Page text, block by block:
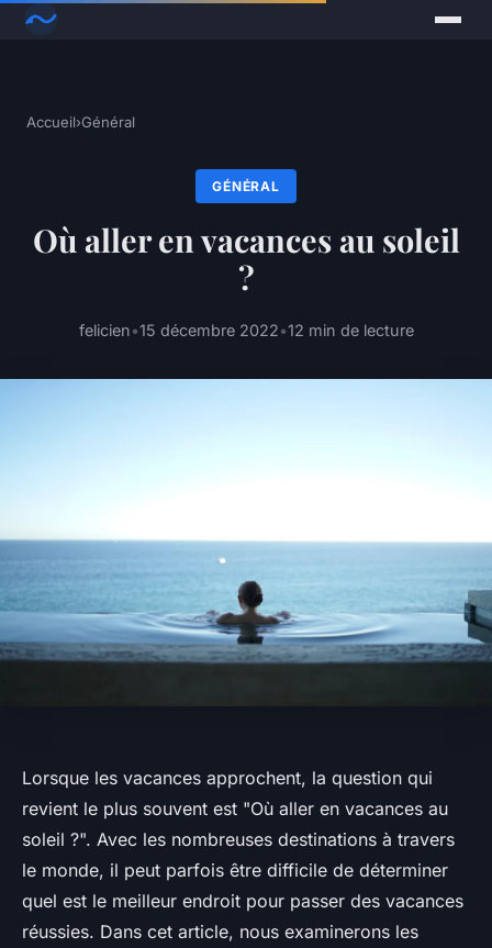
Accueil›Général
GÉNÉRAL
Où aller en vacances au soleil
?
felicien•15 décembre 2022•12 min de lecture
Lorsque les vacances approchent, la question qui
revient le plus souvent est "Où aller en vacances au
soleil ?". Avec les nombreuses destinations à travers
le monde, il peut parfois être difficile de déterminer
quel est le meilleur endroit pour passer des vacances
réussies. Dans cet article, nous examinerons les